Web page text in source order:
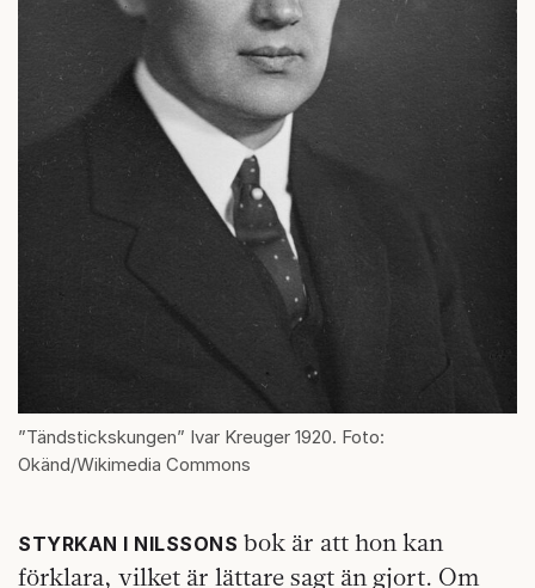
”Tändstickskungen” Ivar Kreuger 1920. Foto:
Okänd/Wikimedia Commons
STYRKAN I NILSSONS bok är att hon kan
förklara, vilket är lättare sagt än gjort. Om